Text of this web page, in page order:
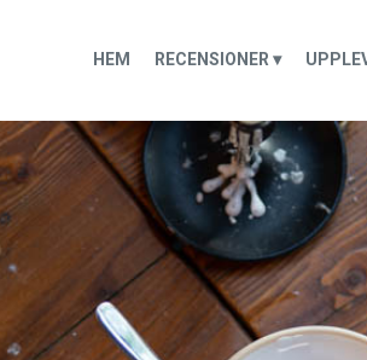
HEM RECENSIONER ▾